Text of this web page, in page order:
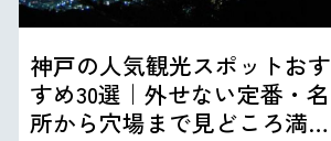
神戸の人気観光スポットおす
すめ30選｜外せない定番・名
所から穴場まで見どころ満載